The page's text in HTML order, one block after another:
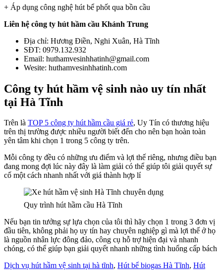
+ Áp dụng công nghệ hút bể phốt qua bồn cầu
Liên hệ công ty hút hầm cầu Khánh Trung
Địa chỉ: Hương Điền, Nghi Xuân, Hà Tĩnh
SĐT: 0979.132.932
Email: huthamvesinhhatinh@gmail.com
Wesite: huthamvesinhhatinh.com
Công ty hút hầm vệ sinh nào uy tín nhất
tại Hà Tĩnh
Trên là TOP 5 công ty hút hầm cầu giá rẻ, Uy Tín có thương hiệu
trên thị trường được nhiều người biết đến cho nên bạn hoàn toàn
yên tâm khi chọn 1 trong 5 công ty trên.
Mỗi công ty đều có những ưu điểm và lợi thế riêng, nhưng điều bạn
đang mong đợi lúc này đây là làm giải có thể giúp tôi giải quyết sự
cố một cách nhanh nhất với giá thành hợp lí
Quy trình hút hầm cầu Hà Tĩnh
Nếu bạn tin tưởng sự lựa chọn của tôi thì hãy chọn 1 trong 3 đơn vị
đầu tiên, không phải họ uy tín hay chuyên nghiệp gì mà lợi thế ở họ
là nguồn nhân lực đông đảo, công cụ hỗ trợ hiện đại và nhanh
chóng, có thể giúp bạn giải quyết nhanh những tình huống cấp bách
Dịch vụ hút hầm vệ sinh tại hà tĩnh, Hút bể biogas Hà Tĩnh, Hút